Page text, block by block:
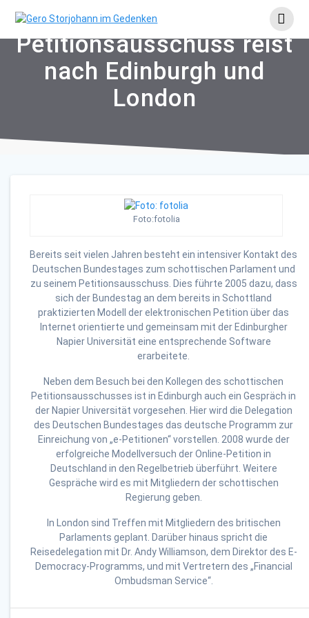
to
Petitionsausschuss reist
nach Edinburgh und
London
Foto:fotolia
Bereits seit vielen Jahren besteht ein intensiver Kontakt des
Deutschen Bundestages zum schottischen Parlament und
zu seinem Petitionsausschuss. Dies führte 2005 dazu, dass
sich der Bundestag an dem bereits in Schottland
praktizierten Modell der elektronischen Petition über das
Internet orientierte und gemeinsam mit der Edinburgher
Napier Universität eine entsprechende Software
erarbeitete.
Neben dem Besuch bei den Kollegen des schottischen
Petitionsausschusses ist in Edinburgh auch ein Gespräch in
der Napier Universität vorgesehen. Hier wird die Delegation
des Deutschen Bundestages das deutsche Programm zur
Einreichung von „e-Petitionen“ vorstellen. 2008 wurde der
erfolgreiche Modellversuch der Online-Petition in
Deutschland in den Regelbetrieb überführt. Weitere
Gespräche wird es mit Mitgliedern der schottischen
Regierung geben.
In London sind Treffen mit Mitgliedern des britischen
Parlaments geplant. Darüber hinaus spricht die
Reisedelegation mit Dr. Andy Williamson, dem Direktor des E-
Democracy-Programms, und mit Vertretern des „Financial
Ombudsman Service“.